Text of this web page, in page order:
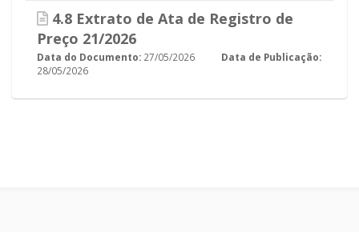
4.8 Extrato de Ata de Registro de
Preço 21/2026
Data do Documento: 27/05/2026
Data de Publicação:
28/05/2026